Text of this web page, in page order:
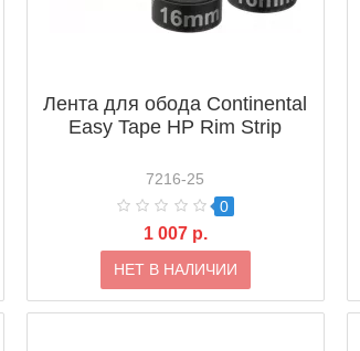
Лента для обода Continental
Easy Tape HP Rim Strip
7216-25
0
1 007 р.
НЕТ В НАЛИЧИИ